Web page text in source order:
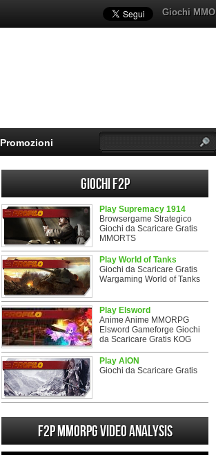
Giochi MMO
Promozioni
Giochi F2P
Play Supremacy 1914
Browsergame Strategico
Giochi da Scaricare Gratis
MMORTS
Play World of Tanks
Giochi da Scaricare Gratis
Wargaming World of Tanks
Play Elsword
Anime Anime MMORPG
Elsword Gameforge Giochi
da Scaricare Gratis KOG
Play AION
Giochi da Scaricare Gratis
F2P MMORPG Video analysis